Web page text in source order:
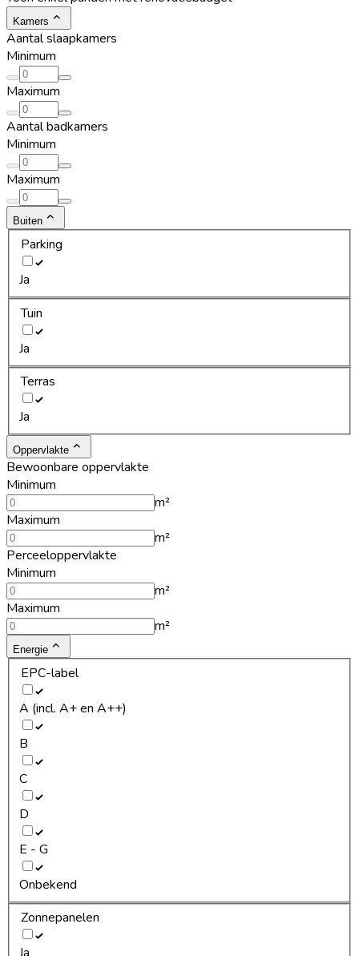
Kamers
Aantal slaapkamers
Minimum
Maximum
Aantal badkamers
Minimum
Maximum
Buiten
Parking
Ja
Tuin
Ja
Terras
Ja
Oppervlakte
Bewoonbare oppervlakte
Minimum
m²
Maximum
m²
Perceeloppervlakte
Minimum
m²
Maximum
m²
Energie
EPC-label
A (incl. A+ en A++)
B
C
D
E - G
Onbekend
Zonnepanelen